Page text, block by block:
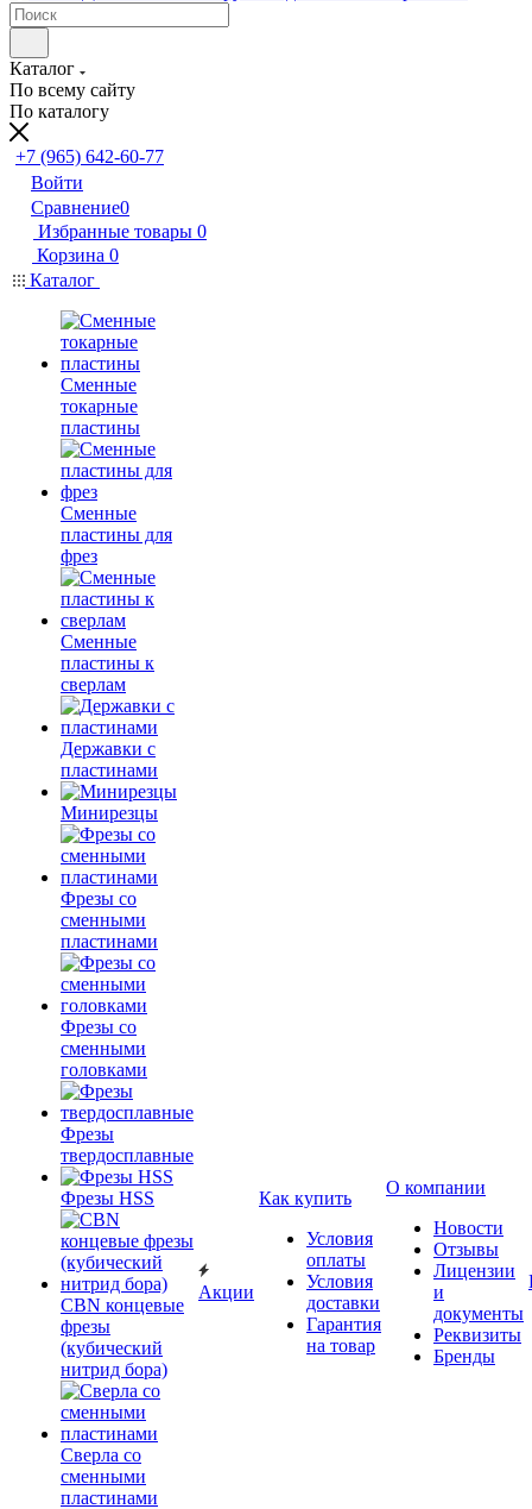
Каталог
По всему сайту
По каталогу
+7 (965) 642-60-77
Войти
Сравнение0
Избранные товары 0
Корзина 0
Каталог
Сменные
токарные
пластины
Сменные
пластины для
фрез
Сменные
пластины к
сверлам
Державки с
пластинами
Минирезцы
Фрезы со
сменными
пластинами
Фрезы со
сменными
головками
Фрезы
твердосплавные
Фрезы HSS
CBN концевые
фрезы
(кубический
нитрид бора)
Сверла со
сменными
пластинами
Акции
Как купить
Условия
оплаты
Условия
доставки
Гарантия
на товар
О компании
Новости
Отзывы
Лицензии
и
документы
Реквизиты
Бренды